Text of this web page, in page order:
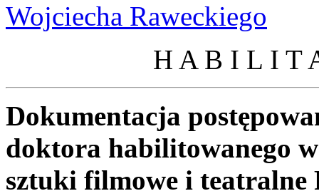
Wojciecha Raweckiego
H A B I L I T
Dokumentacja
doktora habilitowanego
sztuki filmowe i teatralne